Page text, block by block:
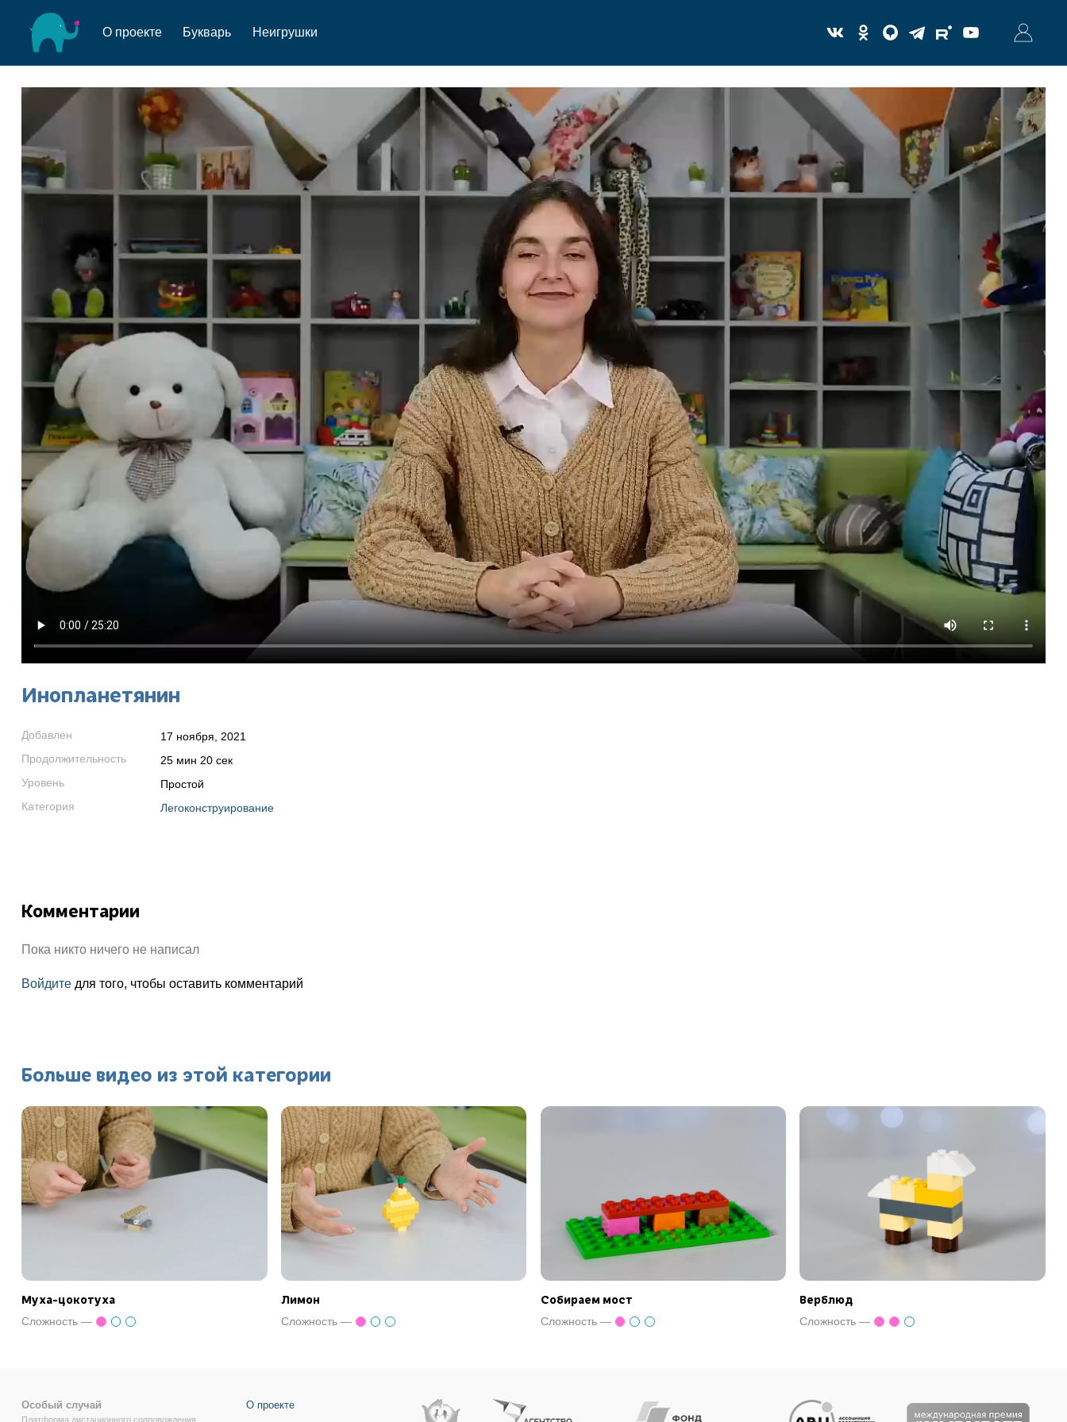
О проекте Букварь Неигрушки
Инопланетянин
Добавлен
17 ноября, 2021
Продолжительность
25 мин 20 сек
Уровень
Простой
Категория
Легоконструирование
Комментарии
Пока никто ничего не написал
Войдитедля того, чтобы оставить комментарий
Больше видео из этой категории
Муха-цокотуха
Сложность —
Лимон
Сложность —
Собираем мост
Сложность —
Верблюд
Сложность —
Особый случай
Платформа дистационного сопровождения
О проекте